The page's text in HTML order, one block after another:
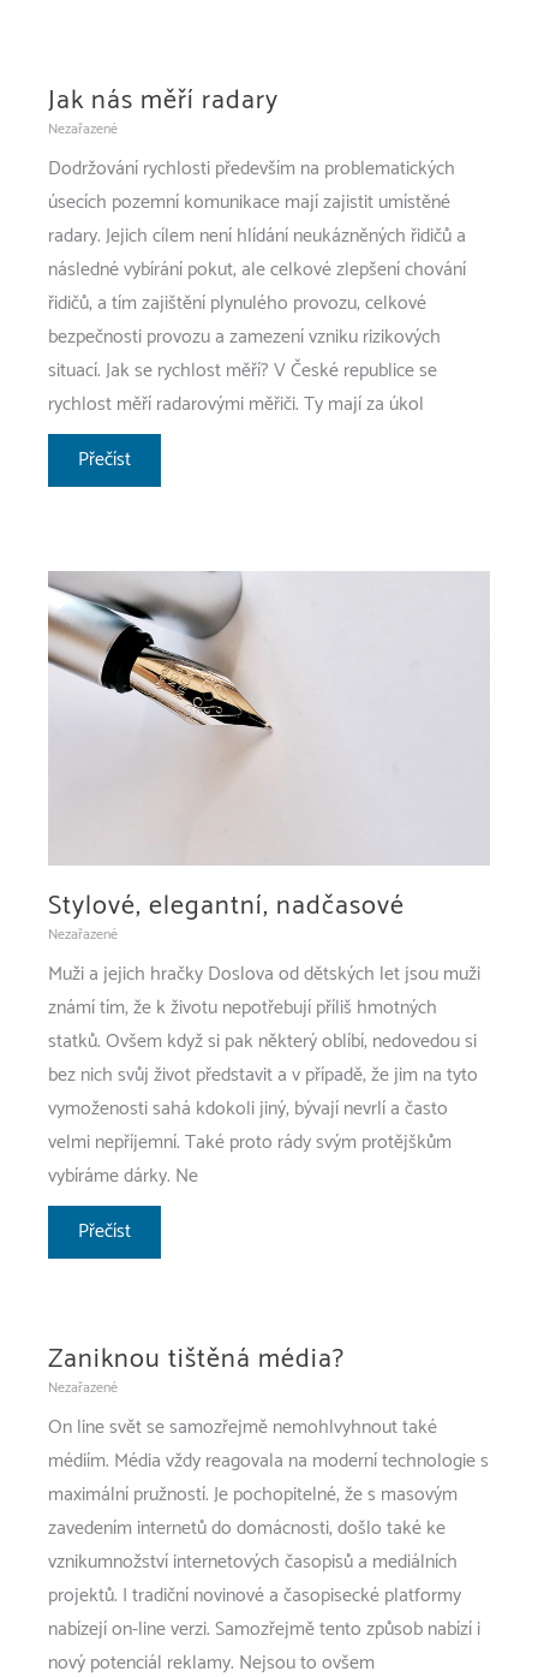
Jak nás měří radary
Nezařazené
Dodržování rychlosti především na problematických
úsecích pozemní komunikace mají zajistit umístěné
radary. Jejich cílem není hlídání neukázněných řidičů a
následné vybírání pokut, ale celkové zlepšení chování
řidičů, a tím zajištění plynulého provozu, celkové
bezpečnosti provozu a zamezení vzniku rizikových
situací. Jak se rychlost měří? V České republice se
rychlost měří radarovými měřiči. Ty mají za úkol
Jak
nás
Přečíst
Stylové, elegantní, nadčasové
Nezařazené
Muži a jejich hračky Doslova od dětských let jsou muži
známí tím, že k životu nepotřebují příliš hmotných
statků. Ovšem když si pak některý oblíbí, nedovedou si
bez nich svůj život představit a v případě, že jim na tyto
vymoženosti sahá kdokoli jiný, bývají nevrlí a často
velmi nepříjemní. Také proto rády svým protějškům
vybíráme dárky. Ne
Stylové,
elegantní,
Přečíst
Zaniknou tištěná média?
Nezařazené
On line svět se samozřejmě nemohlvyhnout také
médiím. Média vždy reagovala na moderní technologie s
maximální pružností. Je pochopitelné, že s masovým
zavedením internetů do domácnosti, došlo také ke
vznikumnožství internetových časopisů a mediálních
projektů. I tradiční novinové a časopisecké platformy
nabízejí on-line verzi. Samozřejmě tento způsob nabízí i
nový potenciál reklamy. Nejsou to ovšem